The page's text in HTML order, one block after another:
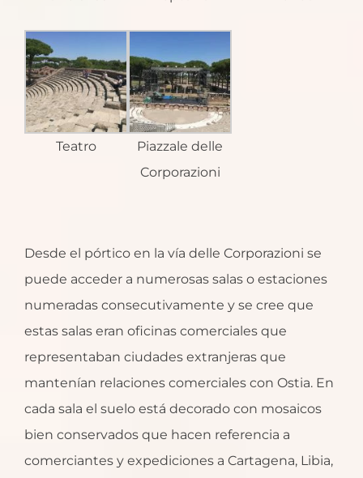
Teatro
Piazzale delle
Corporazioni
Desde el pórtico en la vía delle Corporazioni se
puede acceder a numerosas salas o estaciones
numeradas consecutivamente y se cree que
estas salas eran oficinas comerciales que
representaban ciudades extranjeras que
mantenían relaciones comerciales con Ostia. En
cada sala el suelo está decorado con mosaicos
bien conservados que hacen referencia a
comerciantes y expediciones a Cartagena, Libia,